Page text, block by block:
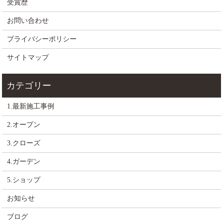
受賞歴
お問い合わせ
プライバシーポリシー
サイトマップ
1.最新施工事例
2.オープン
3.クローズ
4.ガーデン
5.ショップ
お知らせ
ブログ